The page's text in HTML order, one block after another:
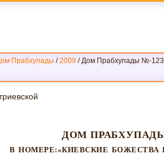
Прабхупады /2009 /Дом Прабхупады №-123
ДОМ
В НОМЕРЕ:«КИЕВСКИЕ БОЖЕСТВА